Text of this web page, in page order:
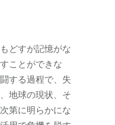
どすが記憶がな
ことができな
する過程で、失
地球の現状、そ
第に明らかにな